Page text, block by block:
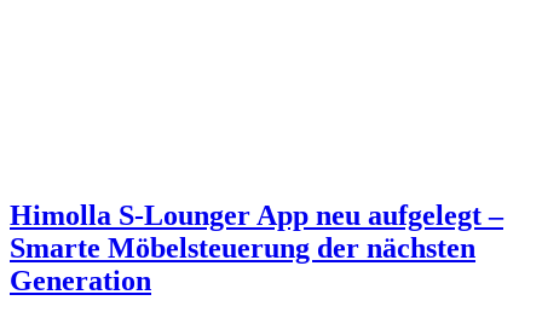
Himolla S-Lounger App neu aufgelegt –
Smarte Möbelsteuerung der nächsten
Generation